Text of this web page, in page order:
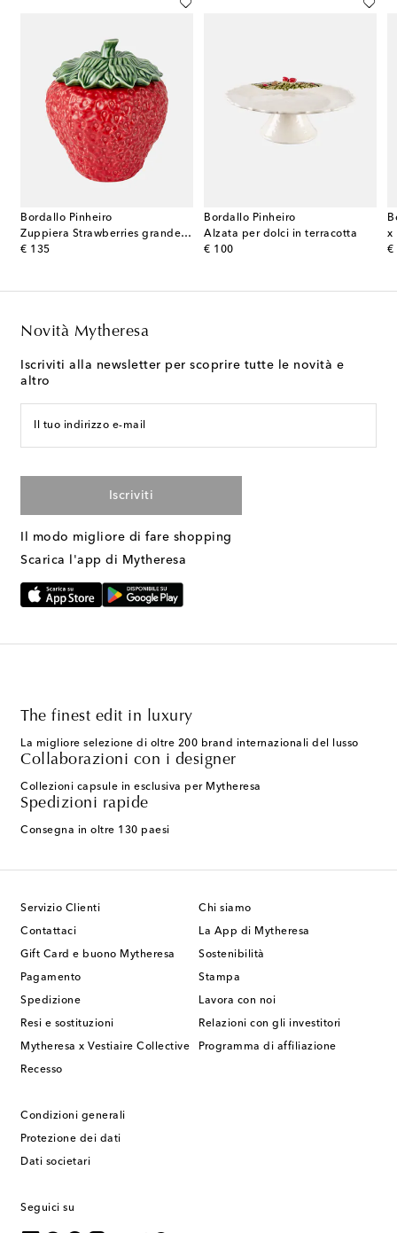
Bordallo Pinheiro
Zuppiera Strawberries grande in ceramica
€ 135
original price
Bordallo Pinheiro
Alzata per dolci in terracotta
€ 100
original price €
Novità Mytheresa
Iscriviti alla newsletter per scoprire tutte le novità e
altro
Il tuo indirizzo e-mail
Iscriviti
Il modo migliore di fare shopping
Scarica l'app di Mytheresa
The finest edit in luxury
La migliore selezione di oltre 200 brand internazionali del lusso
Collaborazioni con i designer
Collezioni capsule in esclusiva per Mytheresa
Spedizioni rapide
Consegna in oltre 130 paesi
Servizio Clienti
Contattaci
Gift Card e buono Mytheresa
Pagamento
Spedizione
Resi e sostituzioni
Mytheresa x Vestiaire Collective
Recesso
Chi siamo
La App di Mytheresa
Sostenibilità
Stampa
Lavora con noi
Relazioni con gli investitori
Programma di affiliazione
Condizioni generali
Protezione dei dati
Dati societari
Seguici su